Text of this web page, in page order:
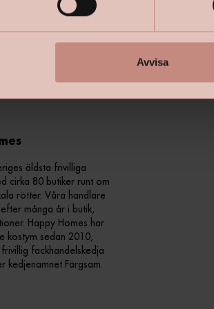
Avvisa
äldsta frivilliga
cirka 80 butiker runt om
rötter. Våra handlare
många år i butik,
Happy Homes har
kostym sedan 2010,
fackhandelskedja
kedjenamnet Färgsam.